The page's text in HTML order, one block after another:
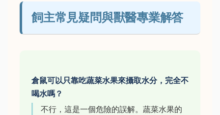
飼主常見疑問與獸醫專業解答
倉鼠可以只靠吃蔬菜水果來攝取水分，完全不
喝水嗎？
不行，這是一個危險的誤解。蔬菜水果的